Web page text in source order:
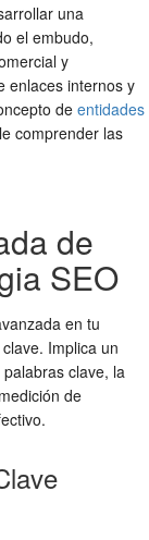
una
el embudo,
y
enlaces internos y
de entidades
comprender las
de
SEO
en tu
Implica un
clave, la
de